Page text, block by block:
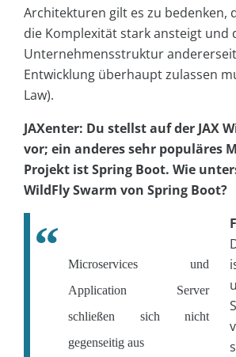
Architekturen gilt es zu bedenken,
die Komplexität stark ansteigt und
Unternehmensstruktur
Entwicklung überhaupt zulassen
Law).
JAXenter: Du stellst auf der JAX
vor; ein anderes sehr populäres
Projekt ist Spring Boot. Wie
WildFly Swarm von Spring Boot?
Microservices und
Application Server
schließen sich nicht
gegenseitig aus